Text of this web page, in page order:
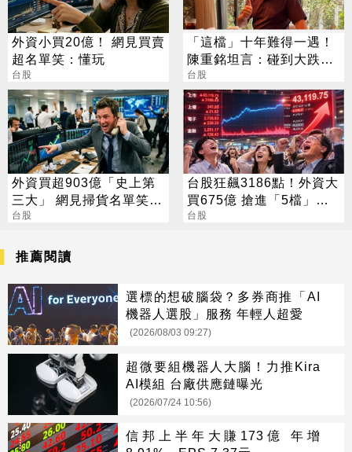
外資小買20億！ 網見買賣
超名單笑：懂玩
台股
「這檔」十年難得一遇！
陳重銘坦言：碰到大跌就
買進
台股
外資買超903億「史上第
三大」 網見掃貨名單笑：
不懂在幹嘛
台股
台股狂飆3186點！外資大
買675億 搶進「5檔」
ETF
台股
推薦閱讀
選標的想破腦袋？多券商推「AI
機器人選股」服務 年輕人超愛
(2026/08/03 09:27)
超微要組機器人大腦！力推Kira
AI模組 台廠供應鏈曝光
(2026/07/24 10:56)
信邦上半年大賺173億 年增